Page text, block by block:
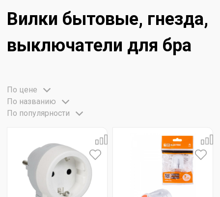
Вилки бытовые, гнезда,
выключатели для бра
По цене
По названию
По популярности